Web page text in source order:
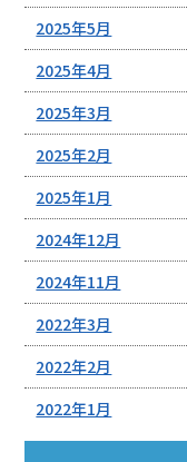
2025年5月
2025年4月
2025年3月
2025年2月
2025年1月
2024年12月
2024年11月
2022年3月
2022年2月
2022年1月